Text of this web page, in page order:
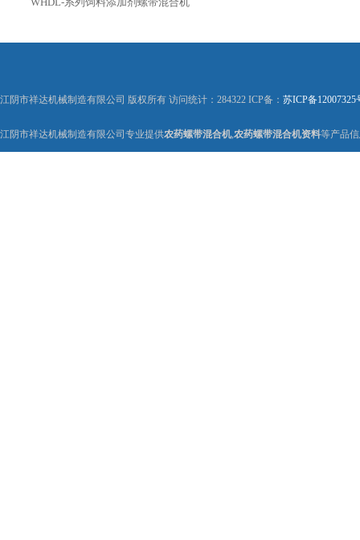
江阴市祥达机械制造有限公司 版权所有 访问统计：284322 ICP备： 苏ICP备12007325
江阴市祥达机械制造有限公司专业提供农药螺带混合机,农药螺带混合机资料等产品